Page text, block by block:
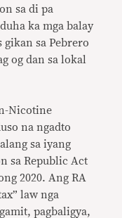
sa di pa
ka mga balay
gikan sa Pebrero
og dan sa lokal
Nicotine
na ngadto
sa iyang
sa Republic Act
2020. Ang RA
law nga
pagbaligya,